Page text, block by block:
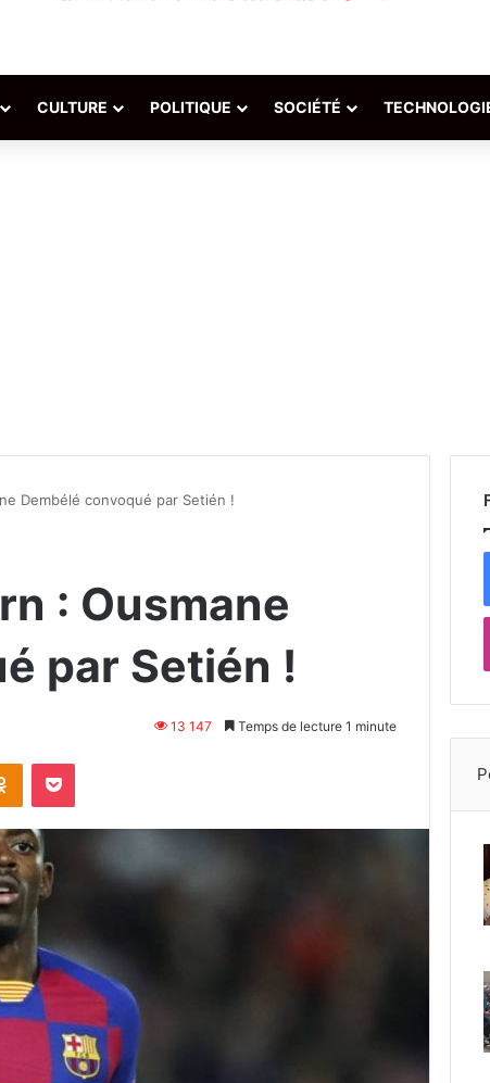
CULTURE POLITIQUE SOCIÉTÉ
Dembélé convoqué par Setién !
: Ousmane
par Setién !
13 147 Temps de lecture 1 minute
Odnoklassniki
Pocket